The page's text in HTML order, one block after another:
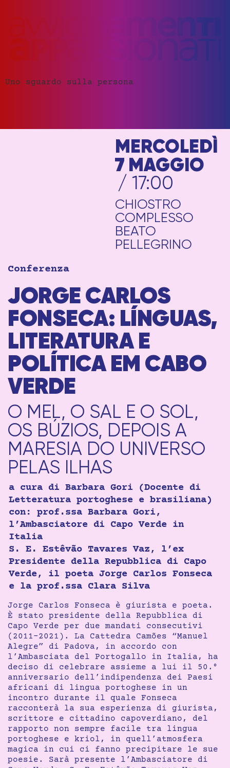
Uno sguardo sulla persona
MERCOLEDÌ
7 MAGGIO
/ 17:00
CHIOSTRO
COMPLESSO
BEATO
PELLEGRINO
Conferenza
JORGE CARLOS
FONSECA: LÍNGUAS,
LITERATURA E
POLÍTICA EM CABO
VERDE
O MEL, O SAL E O SOL,
OS BÚZIOS, DEPOIS A
MARESIA DO UNIVERSO
PELAS ILHAS
a cura di Barbara Gori (Docente di
Letteratura portoghese e brasiliana)
con: prof.ssa Barbara Gori,
l’Ambasciatore di Capo Verde in
Italia
S. E. Estêvão Tavares Vaz, l’ex
Presidente della Repubblica di Capo
Verde, il poeta Jorge Carlos Fonseca
e la prof.ssa Clara Silva
Jorge Carlos Fonseca è giurista e poeta.
È stato presidente della Repubblica di
Capo Verde per due mandati consecutivi
(2011-2021). La Cattedra Camões “Manuel
Alegre” di Padova, in accordo con
l’Ambasciata del Portogallo in Italia, ha
deciso di celebrare assieme a lui il 50.°
anniversario dell’indipendenza dei Paesi
africani di lingua portoghese in un
incontro durante il quale Fonseca
racconterà la sua esperienza di giurista,
scrittore e cittadino capoverdiano, del
rapporto non sempre facile tra lingua
portoghese e kriol, in quell’atmosfera
magica in cui ci fanno precipitare le sue
poesie. Sarà presente l’Ambasciatore di